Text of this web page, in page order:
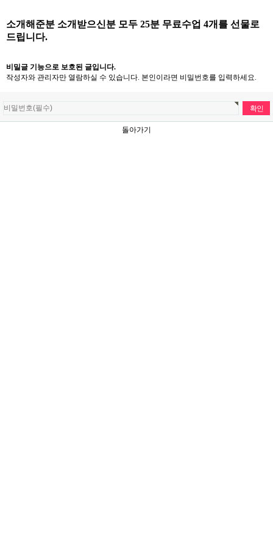
소개해준분 소개받으신분 모두 25분 무료수업 4개를 선물로
드립니다.
비밀글 기능으로 보호된 글입니다.
작성자와 관리자만 열람하실 수 있습니다. 본인이라면 비밀번호를 입력하세요.
돌아가기